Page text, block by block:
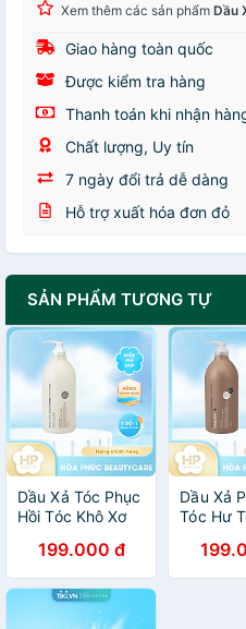
Xem thêm các sản phẩm Dầu
Giao hàng toàn quốc
Được kiểm tra hàng
Thanh toán khi nhận
Chất lượng, Uy tín
7 ngày đổi trả dễ dàng
Hỗ trợ xuất hóa đơn đỏ
SẢN PHẨM TƯƠNG TỰ
Dầu Xả Tóc Phục
Hồi Tóc Khô Xơ
Kumano Salon
Link Amino
Conditioner (Chai
199.000 đ
Dầu Xả
Tóc Hư
Kumano
Link